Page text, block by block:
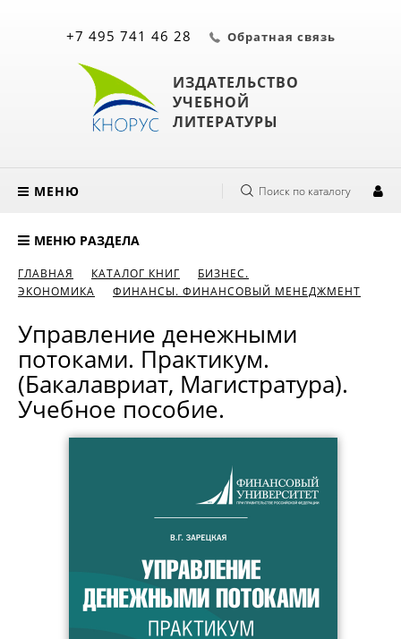
ИЗДАТЕЛЬСТВО
УЧЕБНОЙ
ЛИТЕРАТУРЫ
+7 495 741 46 28 Обратная связь
МЕНЮ Поиск по каталогу
МЕНЮ РАЗДЕЛА
ГЛАВНАЯ КАТАЛОГ КНИГ
БИЗНЕС.
ЭКОНОМИКА
ФИНАНСЫ. ФИНАНСОВЫЙ МЕНЕДЖМЕНТ
Управление денежными
потоками. Практикум.
(Бакалавриат, Магистратура).
Учебное пособие.